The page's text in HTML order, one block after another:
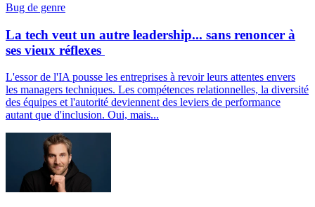
Bug de genre
La tech veut un autre leadership... sans renoncer à
ses vieux réflexes
L'essor de l'IA pousse les entreprises à revoir leurs attentes envers
les managers techniques. Les compétences relationnelles, la diversité
des équipes et l'autorité deviennent des leviers de performance
autant que d'inclusion. Oui, mais...